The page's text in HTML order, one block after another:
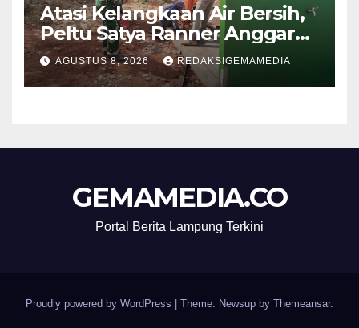
Atasi Kelangkaan Air Bersih,
Peltu Satya Ranner Anggara
Rampungkan Pembangunan
Sumur Bor di Tanjung Aman
AGUSTUS 8, 2026 REDAKSIGEMAMEDIA
GEMAMEDIA.CO
Portal Berita Lampung Terkini
Proudly powered by WordPress Theme: Newsup by Themeansar.